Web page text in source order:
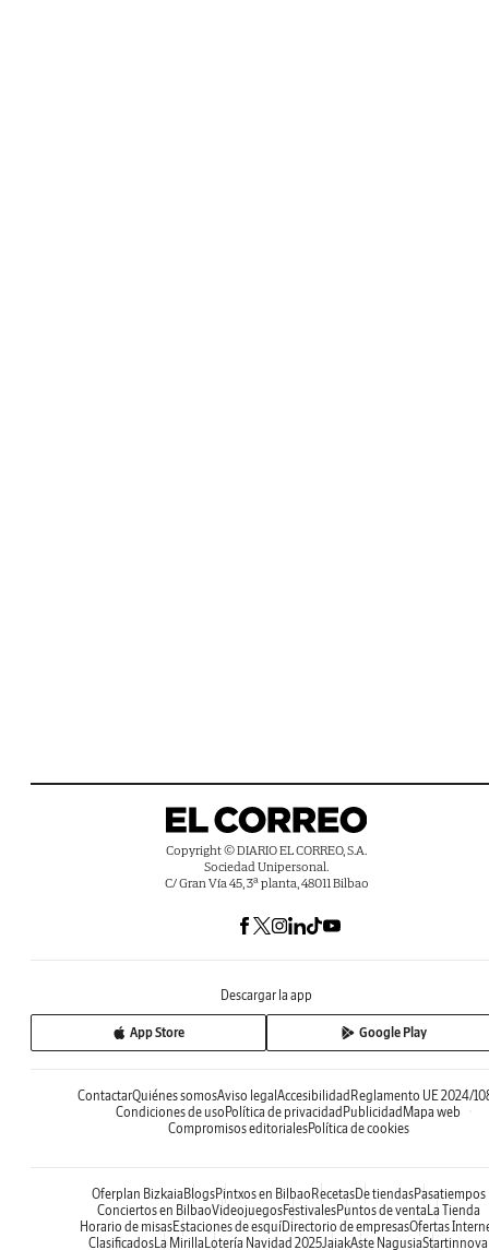
Copyright © DIARIO EL CORREO, S.A.
Sociedad Unipersonal.
C/ Gran Vía 45, 3ª planta, 48011 Bilbao
Descargar la app
App Store Google Play
ContactarQuiénes somosAviso legal Accesibilidad Reglamento UE 2024/
Condiciones de uso Política de privacidad Publicidad Mapa web
Compromisos editorialesPolítica de cookies
Oferplan Bizkaia BlogsPintxos en Bilbao RecetasDe tiendasPasatiempos
Conciertos en BilbaoVideojuegosFestivalesPuntos de venta La Tienda
Horario de misasEstaciones de esquíDirectorio de empresasOfertas
Clasificados La Mirilla Lotería Navidad 2025JaiakAste NagusiaStartinnova